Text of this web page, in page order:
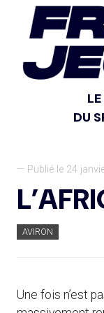
DU
— Publié le 24
AVIRON
Une fois n’est